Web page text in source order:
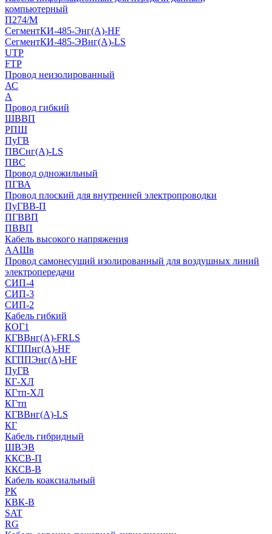
компьютерный
П274/М
СегментКИ-485-Энг(А)-HF
СегментКИ-485-ЭВнг(А)-LS
UTP
FTP
Провод неизолированный
АС
А
Провод гибкий
ШВВП
РПШ
ПуГВ
ПВСнг(А)-LS
ПВС
Провод одножильный
ПГВА
Провод плоский для внутренней электропроводки
ПуГВВ-П
ПГВВП
ПВВП
Кабель высокого напряжения
ААШв
Провод самонесущий изолированный для воздушных линий
электропередачи
СИП-4
СИП-3
СИП-2
Кабель гибкий
КОГ1
КГВВнг(А)-FRLS
КГППнг(A)-HF
КГППЭнг(A)-HF
ПуГВ
КГ-ХЛ
КГтп-ХЛ
КГтп
КГВВнг(А)-LS
КГ
Кабель гибридный
ШВЭВ
ККСВ-П
ККСВ-В
Кабель коаксиальный
РК
КВК-В
SAT
RG